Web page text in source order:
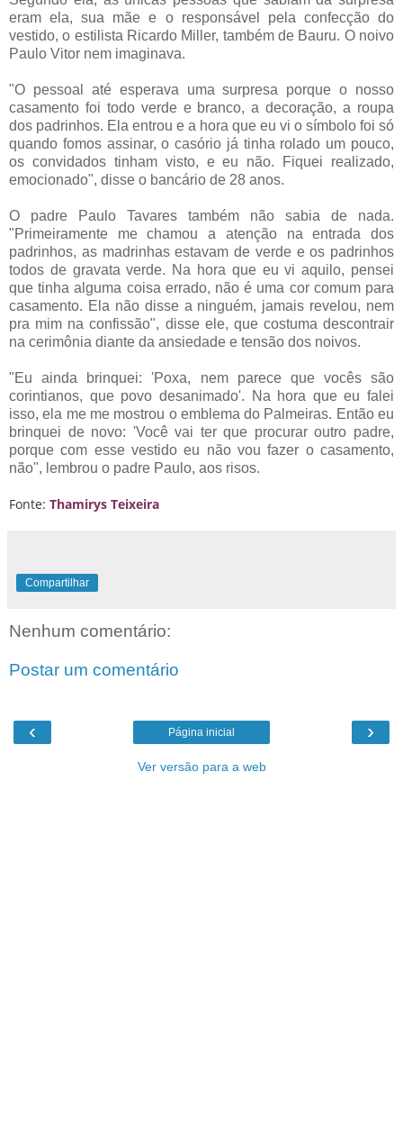
eram ela, sua mãe e o responsável pela confecção do
vestido, o estilista Ricardo Miller, também de Bauru. O noivo
Paulo Vitor nem imaginava.
"O pessoal até esperava uma surpresa porque o nosso
casamento foi todo verde e branco, a decoração, a roupa
dos padrinhos. Ela entrou e a hora que eu vi o símbolo foi só
quando fomos assinar, o casório já tinha rolado um pouco,
os convidados tinham visto, e eu não. Fiquei realizado,
emocionado", disse o bancário de 28 anos.
O padre Paulo Tavares também não sabia de nada.
"Primeiramente me chamou a atenção na entrada dos
padrinhos, as madrinhas estavam de verde e os padrinhos
todos de gravata verde. Na hora que eu vi aquilo, pensei
que tinha alguma coisa errado, não é uma cor comum para
casamento. Ela não disse a ninguém, jamais revelou, nem
pra mim na confissão", disse ele, que costuma descontrair
na cerimônia diante da ansiedade e tensão dos noivos.
"Eu ainda brinquei: 'Poxa, nem parece que vocês são
corintianos, que povo desanimado'. Na hora que eu falei
isso, ela me me mostrou o emblema do Palmeiras. Então eu
brinquei de novo: 'Você vai ter que procurar outro padre,
porque com esse vestido eu não vou fazer o casamento,
não", lembrou o padre Paulo, aos risos.
Fonte: Thamirys Teixeira
Compartilhar
Nenhum comentário:
Postar um comentário
‹ ›
Página inicial
Ver versão para a web